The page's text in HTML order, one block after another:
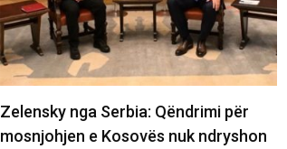
Aksident i rëndë në Prishtinë, një i
vdekur dhe një…